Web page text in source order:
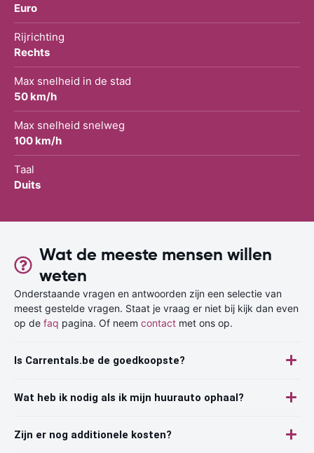
Euro
Rijrichting
Rechts
Max snelheid in de stad
50 km/h
Max snelheid snelweg
100 km/h
Taal
Duits
Wat de meeste mensen willen
weten
Onderstaande vragen en antwoorden zijn een selectie van
meest gestelde vragen. Staat je vraag er niet bij kijk dan even
op de faq pagina. Of neem contact met ons op.
Is Carrentals.be de goedkoopste?
Wat heb ik nodig als ik mijn huurauto ophaal?
Zijn er nog additionele kosten?